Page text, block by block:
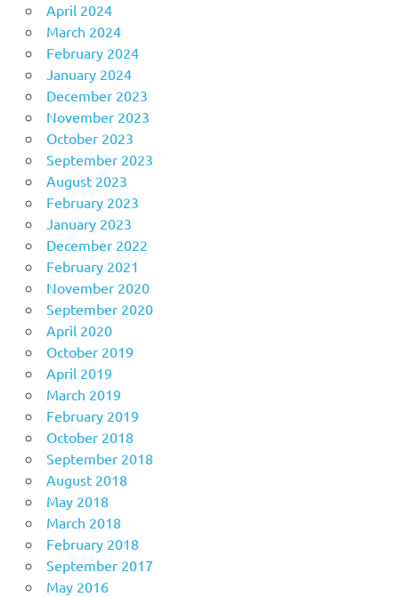
April 2024
March 2024
February 2024
January 2024
December 2023
November 2023
October 2023
September 2023
August 2023
February 2023
January 2023
December 2022
February 2021
November 2020
September 2020
April 2020
October 2019
April 2019
March 2019
February 2019
October 2018
September 2018
August 2018
May 2018
March 2018
February 2018
September 2017
May 2016